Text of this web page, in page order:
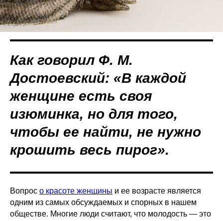
Как говорил Ф. М.
Достоевский: «В каждой
женщине есть своя
изюминка, но для того,
чтобы ее найти, не нужно
крошить весь пирог».
Вопрос о красоте женщины и ее возрасте является
одним из самых обсуждаемых и спорных в нашем
обществе. Многие люди считают, что молодость — это